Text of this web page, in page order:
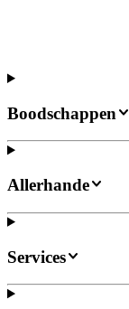
Boodschappen
Allerhande
Services